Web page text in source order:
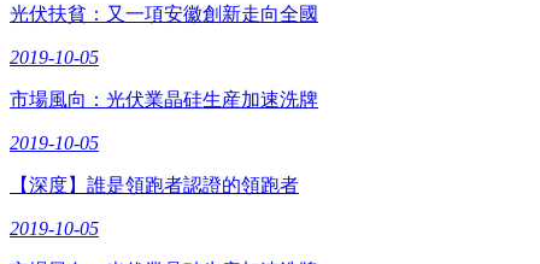
光伏扶貧：又一項安徽創新走向全國
2019-10-05
市場風向：光伏業晶硅生産加速洗牌
2019-10-05
【深度】誰是領跑者認證的領跑者
2019-10-05